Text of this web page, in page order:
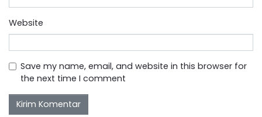
Website
Save my name, email, and website in this browser for
the next time I comment